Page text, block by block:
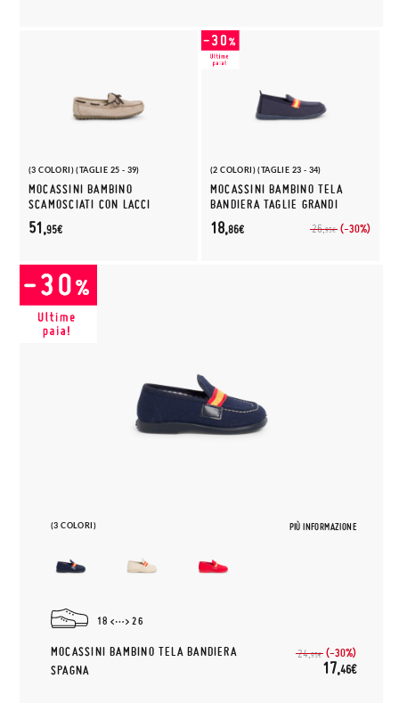
(3 COLORI) (TAGLIE 25 - 39)
MOCASSINI BAMBINO
SCAMOSCIATI CON LACCI
51,95€
(2 COLORI) (TAGLIE 23 - 34)
MOCASSINI BAMBINO TELA
BANDIERA TAGLIE GRANDI
26,95€ (-30%)
18,86€
(3 COLORI) PIÙ INFORMAZIONE
18 26
MOCASSINI BAMBINO TELA BANDIERA
SPAGNA
24,95€ (-30%)
17,46€